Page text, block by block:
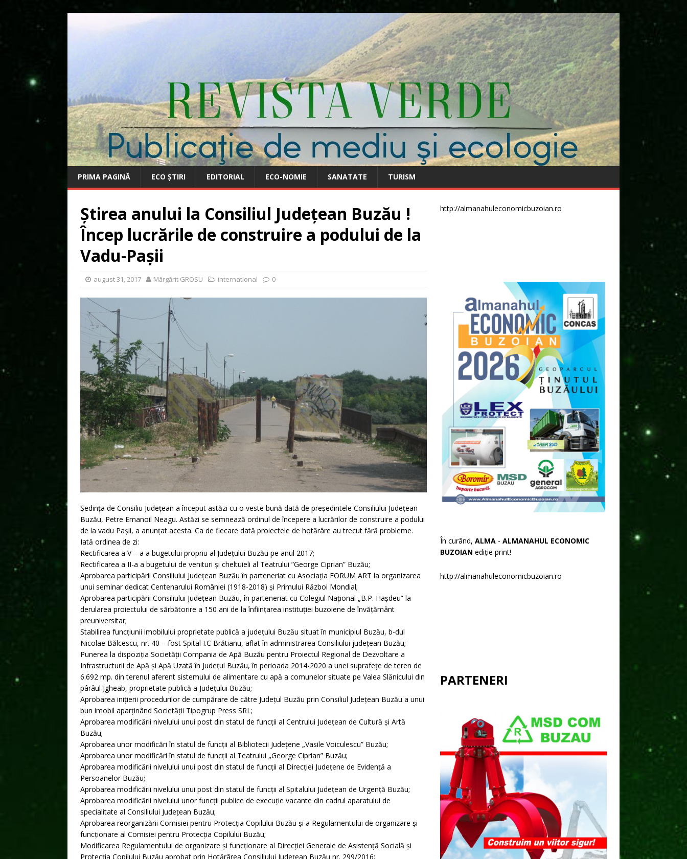
PRIMA PAGINĂ ECO ȘTIRI EDITORIAL ECO-NOMIE SANATATE TURISM
Știrea anului la Consiliul Județean Buzău !
Încep lucrările de construire a podului de la
Vadu-Pașii
august 31, 2017 Mărgărit GROSU international 0
Ședința de Consiliu Județean a început astăzi cu o veste bună dată de președintele Consiliului Județean
Buzău, Petre Emanoil Neagu. Astăzi se semnează ordinul de începere a lucrărilor de construire a podului
de la vadu Pașii, a anunțat acesta. Ca de fiecare dată proiectele de hotărâre au trecut fără probleme.
Iată ordinea de zi:
Rectificarea a V – a a bugetului propriu al Județului Buzău pe anul 2017;
Rectificarea a II-a a bugetului de venituri și cheltuieli al Teatrului ”George Ciprian” Buzău;
Aprobarea participării Consiliului Județean Buzău în parteneriat cu Asociația FORUM ART la organizarea
unui seminar dedicat Centenarului României (1918-2018) și Primului Război Mondial;
Aprobarea participării Consiliului Județean Buzău, în parteneriat cu Colegiul Național „B.P. Hașdeu” la
derularea proiectului de sărbătorire a 150 ani de la înființarea instituției buzoiene de învățământ
preuniversitar;
Stabilirea funcţiunii imobilului proprietate publică a judeţului Buzău situat în municipiul Buzău, b-dul
Nicolae Bălcescu, nr. 40 – fost Spital I.C Brătianu, aflat în administrarea Consiliului judeţean Buzău;
Punerea la dispoziția Societății Compania de Apă Buzău pentru Proiectul Regional de Dezvoltare a
Infrastructurii de Apă și Apă Uzată în Județul Buzău, în perioada 2014-2020 a unei suprafețe de teren de
6.692 mp. din terenul aferent sistemului de alimentare cu apă a comunelor situate pe Valea Slănicului din
pârâul Jgheab, proprietate publică a Județului Buzău;
Aprobarea inițierii procedurilor de cumpărare de către Județul Buzău prin Consiliul Județean Buzău a unui
bun imobil aparținând Societății Tipogrup Press SRL;
Aprobarea modificării nivelului unui post din statul de funcții al Centrului Județean de Cultură și Artă
Buzău;
Aprobarea unor modificări în statul de funcții al Bibliotecii Județene „Vasile Voiculescu” Buzău;
Aprobarea unor modificări în statul de funcții al Teatrului „George Ciprian” Buzău;
Aprobarea modificării nivelului unui post din statul de funcții al Direcției Județene de Evidență a
Persoanelor Buzău;
Aprobarea modificării nivelului unui post din statul de funcții al Spitalului Județean de Urgență Buzău;
Aprobarea modificării nivelului unor funcții publice de execuție vacante din cadrul aparatului de
specialitate al Consiliului Județean Buzău;
Aprobarea reorganizării Comisiei pentru Protecția Copilului Buzău și a Regulamentului de organizare și
funcționare al Comisiei pentru Protecția Copilului Buzău;
Modificarea Regulamentului de organizare și funcționare al Direcției Generale de Asistență Socială și
Protecția Copilului Buzău aprobat prin Hotărârea Consiliului Județean Buzău nr. 299/2016;
http://almanahuleconomicbuzoian.ro
În curând, ALMA - ALMANAHUL ECONOMIC
BUZOIAN ediție print!
http://almanahuleconomicbuzoian.ro
PARTENERI